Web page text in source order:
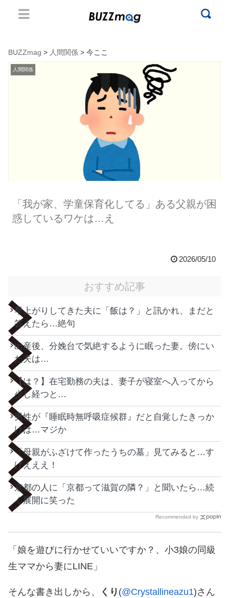
BUZZmag > 人間関係 > 今ここ
人間関係
「我が家、学童保育化してる」ある父親が困
惑しているワケは…え
2026/05/10
おすすめ記事
早上がりしてきた夫に「飯は？」と訊かれ、まだと
答えたら…絶句
出産後、分娩台で気絶するように眠った妻。傍にい
た夫は…
【は？】在宅勤務の夫は、妻子が寝室へ入ってから
少し経つと…
男性が『睡眠時無呼吸症候群』だと自覚したきっか
けは…マジか
「母親がふざけて作ったうちの墓」見てみると…す
げえええ！
京都の人に「京都って滋賀の隣？」と聞いたら…続
く展開に笑った
Recommended by
「娘を遊びに行かせていいですか？、小3娘の同級
生ママから妻にLINE」
そんな書き出しから、 くり (@Crystallineazu1)さん